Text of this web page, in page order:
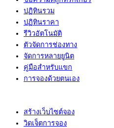
ปฏิทินรวม
ปฏิทินราคา
รีวิวอัตโนมัติ
ตัวจัดการช่องทาง
จัดการหลายยูนิต
คู่มือสำหรับแขก
การจองด้วยตนเอง
สร้างเว็บไซต์จอง
วิดเจ็ตการจอง